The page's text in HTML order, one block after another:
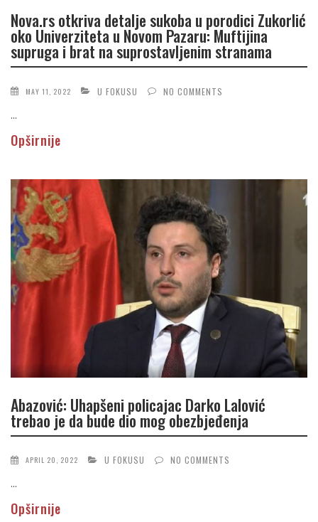
Nova.rs otkriva detalje sukoba u porodici Zukorlić
oko Univerziteta u Novom Pazaru: Muftijina
supruga i brat na suprostavljenim stranama
MAY 11, 2022 U FOKUSU NO COMMENTS
...
Opširnije
Abazović: Uhapšeni policajac Darko Lalović
trebao je da bude dio mog obezbjeđenja
APRIL 20, 2022 U FOKUSU NO COMMENTS
...
Opširnije